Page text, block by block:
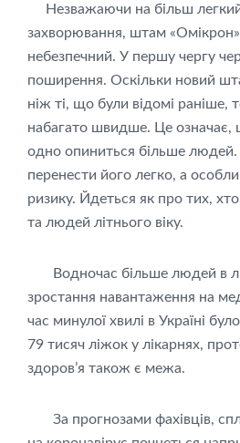
Незважаючи на більш легкий
захворювання, штам
небезпечний. У першу чергу
поширення. Оскільки новий
ніж ті, що були відомі раніше,
набагато швидше. Це означає,
одно опиниться більше людей.
перенести його легко, а
ризику. Йдеться як про тих,
та людей літнього віку.
Водночас більше людей в
зростання навантаження на
час минулої хвилі в Україні
79 тисяч ліжок у лікарнях,
здоров’я також є межа.
За прогнозами фахівців,